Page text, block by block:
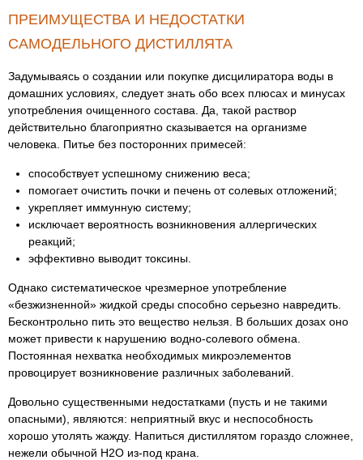
ПРЕИМУЩЕСТВА И НЕДОСТАТКИ
САМОДЕЛЬНОГО ДИСТИЛЛЯТА
Задумываясь о создании или покупке дисцилиратора воды в
домашних условиях, следует знать обо всех плюсах и минусах
употребления очищенного состава. Да, такой раствор
действительно благоприятно сказывается на организме
человека. Питье без посторонних примесей:
способствует успешному снижению веса;
помогает очистить почки и печень от солевых отложений;
укрепляет иммунную систему;
исключает вероятность возникновения аллергических
реакций;
эффективно выводит токсины.
Однако систематическое чрезмерное употребление
«безжизненной» жидкой среды способно серьезно навредить.
Бесконтрольно пить это вещество нельзя. В больших дозах оно
может привести к нарушению водно-солевого обмена.
Постоянная нехватка необходимых микроэлементов
провоцирует возникновение различных заболеваний.
Довольно существенными недостатками (пусть и не такими
опасными), являются: неприятный вкус и неспособность
хорошо утолять жажду. Напиться дистиллятом гораздо сложнее,
нежели обычной H2O из-под крана.